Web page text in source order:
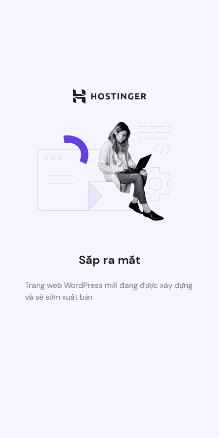
Sắp ra mắt
Trang web WordPress mới đang được xây dựng
và sẽ sớm xuất bản